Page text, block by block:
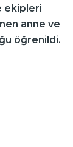
ekipleri
anne ve
öğrenildi.